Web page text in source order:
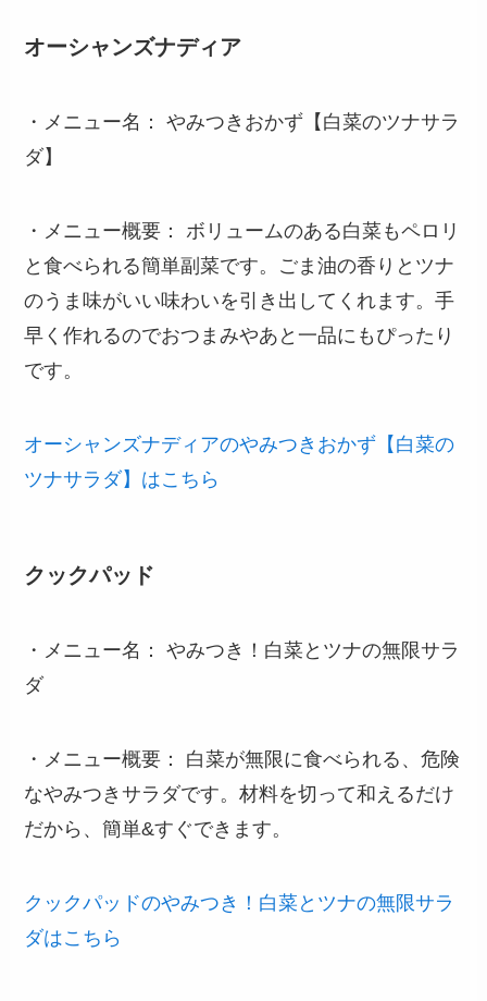
オーシャンズナディア
・メニュー名： やみつきおかず【白菜のツナサラ
ダ】
・メニュー概要： ボリュームのある白菜もペロリ
と食べられる簡単副菜です。ごま油の香りとツナ
のうま味がいい味わいを引き出してくれます。手
早く作れるのでおつまみやあと一品にもぴったり
です。
オーシャンズナディアのやみつきおかず【白菜の
ツナサラダ】はこちら
クックパッド
・メニュー名： やみつき！白菜とツナの無限サラ
ダ
・メニュー概要： 白菜が無限に食べられる、危険
なやみつきサラダです。材料を切って和えるだけ
だから、簡単&すぐできます。
クックパッドのやみつき！白菜とツナの無限サラ
ダはこちら